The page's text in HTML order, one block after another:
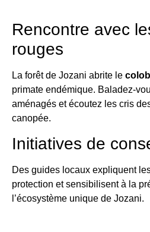
Rencontre avec
rouges
La forêt de Jozani abrite le
primate endémique. Baladez-
aménagés et écoutez les cris
canopée.
Initiatives de
Des guides locaux expliquent
protection et sensibilisent à la
l’écosystème unique de Jozani.